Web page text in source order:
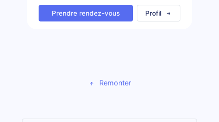
Prendre rendez-vous Profil
Remonter